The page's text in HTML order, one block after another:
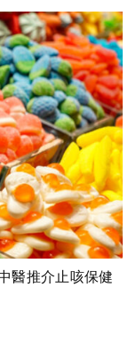
醫推介止咳保健